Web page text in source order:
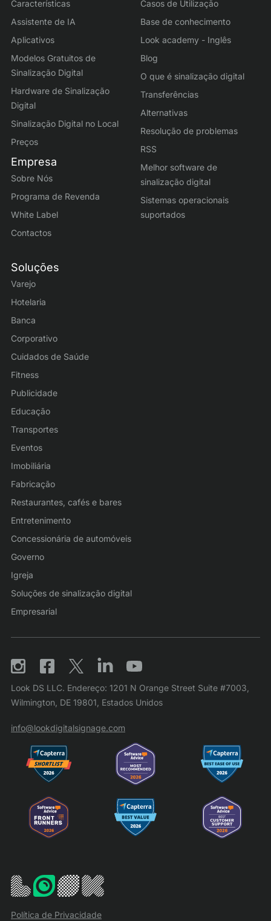
Características
Assistente de IA
Aplicativos
Modelos Gratuitos de
Sinalização Digital
Hardware de Sinalização
Digital
Sinalização Digital no Local
Preços
Empresa
Sobre Nós
Programa de Revenda
White Label
Contactos
Soluções
Varejo
Hotelaria
Banca
Corporativo
Cuidados de Saúde
Fitness
Publicidade
Educação
Transportes
Eventos
Imobiliária
Fabricação
Restaurantes, cafés e bares
Entretenimento
Concessionária de automóveis
Governo
Igreja
Soluções de sinalização digital
Empresarial
Casos de Utilização
Base de conhecimento
Look academy - Inglês
Blog
O que é sinalização digital
Transferências
Alternativas
Resolução de problemas
RSS
Melhor software de
sinalização digital
Sistemas operacionais
suportados
Look DS LLC. Endereço: 1201 N Orange Street Suite #7003,
Wilmington, DE 19801, Estados Unidos
info@lookdigitalsignage.com
Política de Privacidade